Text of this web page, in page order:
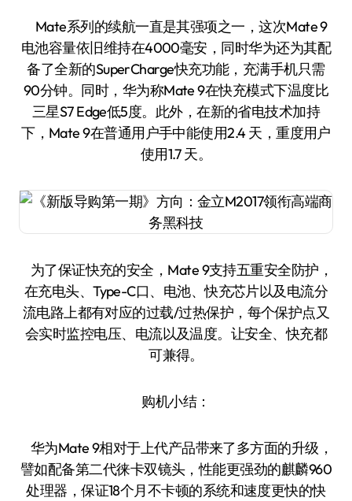
Mate系列的续航一直是其强项之一，这次Mate 9
电池容量依旧维持在4000毫安，同时华为还为其配
备了全新的SuperCharge快充功能，充满手机只需
90分钟。同时，华为称Mate 9在快充模式下温度比
三星S7 Edge低5度。此外，在新的省电技术加持
下，Mate 9在普通用户手中能使用2.4 天，重度用户
使用1.7 天。
为了保证快充的安全，Mate 9支持五重安全防护，
在充电头、Type-C口、电池、快充芯片以及电流分
流电路上都有对应的过载/过热保护，每个保护点又
会实时监控电压、电流以及温度。让安全、快充都
可兼得。
购机小结：
华为Mate 9相对于上代产品带来了多方面的升级，
譬如配备第二代徕卡双镜头，性能更强劲的麒麟960
处理器，保证18个月不卡顿的系统和速度更快的快